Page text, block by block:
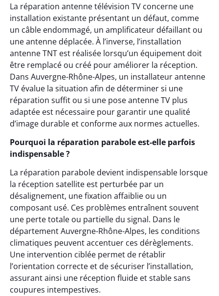
La réparation antenne télévision TV concerne une
installation existante présentant un défaut, comme
un câble endommagé, un amplificateur défaillant ou
une antenne déplacée. À l’inverse, l’installation
antenne TNT est réalisée lorsqu’un équipement doit
être remplacé ou créé pour améliorer la réception.
Dans Auvergne-Rhône-Alpes, un installateur antenne
TV évalue la situation afin de déterminer si une
réparation suffit ou si une pose antenne TV plus
adaptée est nécessaire pour garantir une qualité
d’image durable et conforme aux normes actuelles.
Pourquoi la réparation parabole est-elle parfois
indispensable ?
La réparation parabole devient indispensable lorsque
la réception satellite est perturbée par un
désalignement, une fixation affaiblie ou un
composant usé. Ces problèmes entraînent souvent
une perte totale ou partielle du signal. Dans le
département Auvergne-Rhône-Alpes, les conditions
climatiques peuvent accentuer ces dérèglements.
Une intervention ciblée permet de rétablir
l’orientation correcte et de sécuriser l’installation,
assurant ainsi une réception fluide et stable sans
coupures intempestives.